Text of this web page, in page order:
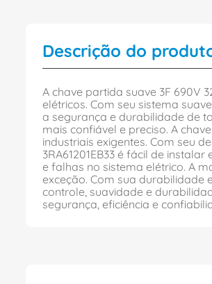
Descrição do
A chave partida suave 3F 690V
elétricos. Com seu sistema
a segurança e durabilidade de
mais confiável e preciso. A
industriais exigentes. Com seu
3RA61201EB33 é fácil de
e falhas no sistema elétrico. A
exceção. Com sua durabilidade
controle, suavidade e
segurança, eficiência e